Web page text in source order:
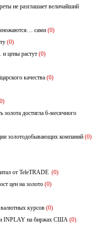
не разглашает величайший
сами (0)
(0)
цены растут (0)
качества (0)
золота достигла 6-месячного
золотодобывающих компаний (0)
от TeleTRADE (0)
цен на золото (0)
курсов (0)
INPLAY на биржах США (0)